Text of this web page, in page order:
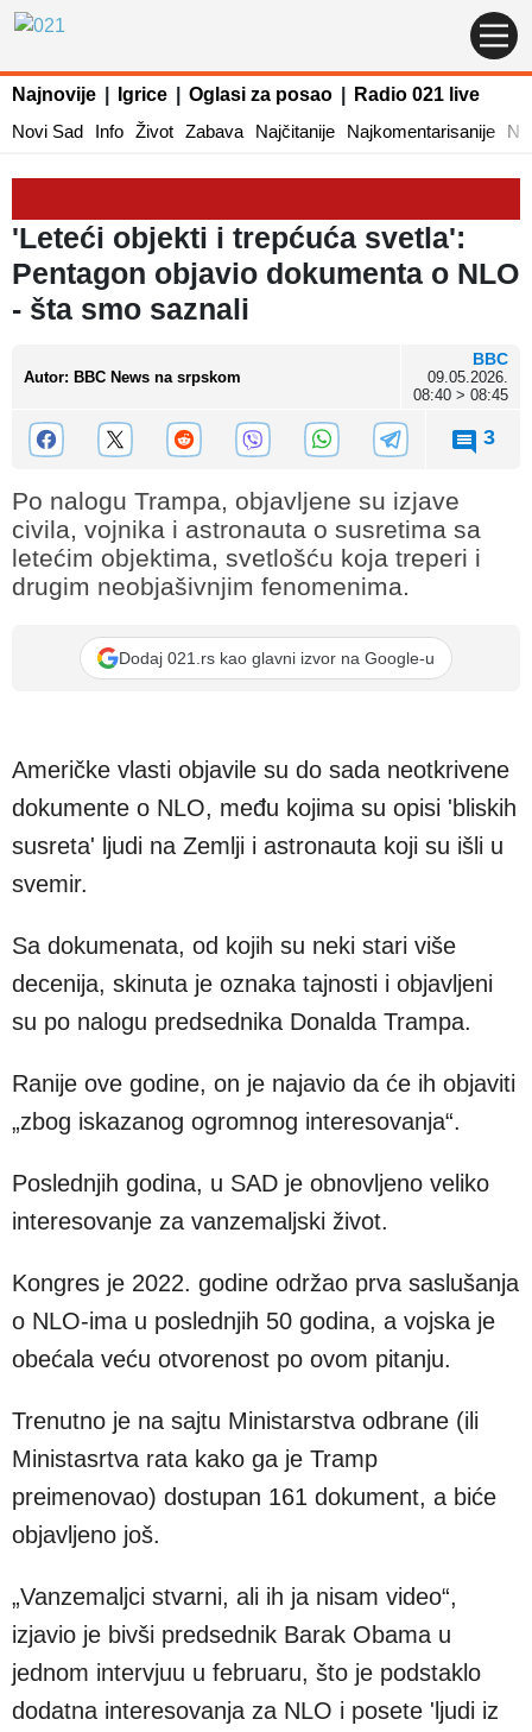
Najnovije Igrice Oglasi za posao
Radio 021 live
Novi Sad
Info Život Zabava Najčitanije Najkomentarisanije
'Leteći objekti i trepćuća svetla':
Pentagon objavio dokumenta o NLO
- šta smo saznali
Autor: BBC News na srpskom
BBC
09.05.2026.
08:40 > 08:45
3
Po nalogu Trampa, objavljene su izjave
civila, vojnika i astronauta o susretima sa
letećim objektima, svetlošću koja treperi i
drugim neobjašivnjim fenomenima.
Dodaj 021.rs kao glavni izvor na Google-u
Američke vlasti objavile su do sada neotkrivene
dokumente o NLO, među kojima su opisi 'bliskih
susreta' ljudi na Zemlji i astronauta koji su išli u
svemir.
Sa dokumenata, od kojih su neki stari više
decenija, skinuta je oznaka tajnosti i objavljeni
su po nalogu predsednika Donalda Trampa.
Ranije ove godine, on je najavio da će ih objaviti
„zbog iskazanog ogromnog interesovanja“.
Poslednjih godina, u SAD je obnovljeno veliko
interesovanje za vanzemaljski život.
Kongres je 2022. godine održao prva saslušanja
o NLO-ima u poslednjih 50 godina, a vojska je
obećala veću otvorenost po ovom pitanju.
Trenutno je na sajtu Ministarstva odbrane (ili
Ministasrtva rata kako ga je Tramp
preimenovao) dostupan 161 dokument, a biće
objavljeno još.
„Vanzemaljci stvarni, ali ih ja nisam video“,
izjavio je bivši predsednik Barak Obama u
jednom intervjuu u februaru, što je podstaklo
dodatna interesovanja za NLO i posete 'ljudi iz